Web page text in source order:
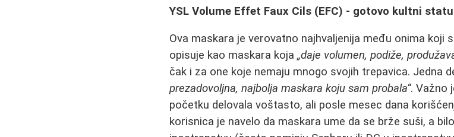
YSL Volume Effet Faux Cils (EFC) - gotovo kultni
Ova maskara je verovatno najhvaljenija među onima koji
opisuje kao maskara koja„daje volumen, podiže,
čak i za one koje nemaju mnogo svojih trepavica. Jedna
prezadovoljna, najbolja maskara koju sam probala“. Važno
početku delovala voštasto, ali posle mesec dana
korisnica je navelo da maskara ume da se brže suši, a